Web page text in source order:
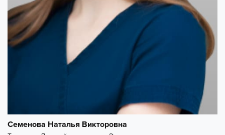
Семенова Наталья Викторовна